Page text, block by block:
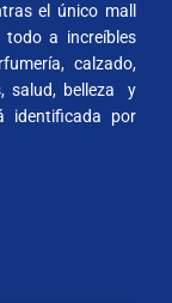
el único mall
a increíbles
calzado,
salud, belleza y
identificada por